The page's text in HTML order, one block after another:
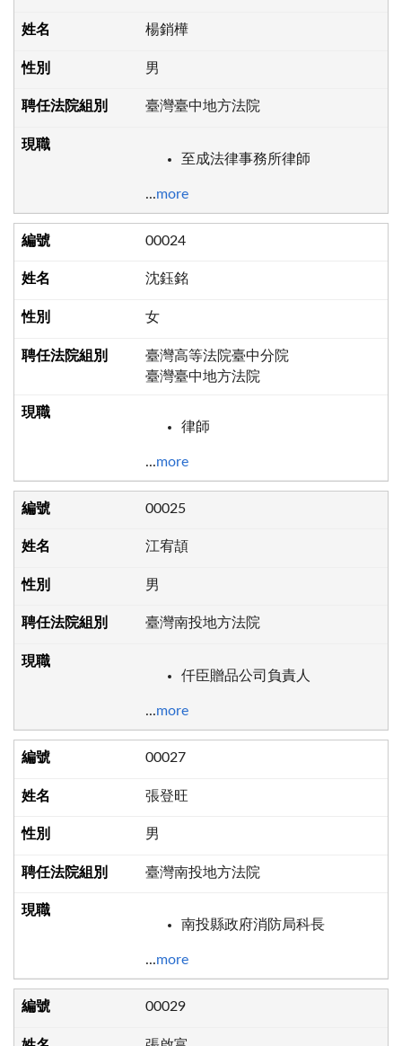
楊銷樺
男
臺灣臺中地方法院
至成法律事務所律師
...more
00024
沈鈺銘
女
臺灣高等法院臺中分院
臺灣臺中地方法院
律師
...more
00025
江宥頡
男
臺灣南投地方法院
仟臣贈品公司負責人
...more
00027
張登旺
男
臺灣南投地方法院
南投縣政府消防局科長
...more
00029